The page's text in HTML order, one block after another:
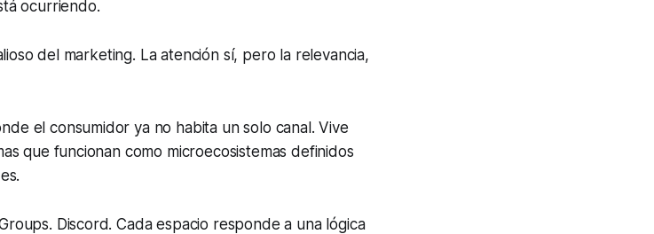
ocurriendo.
del marketing. La atención sí, pero la relevancia,
el consumidor ya no habita un solo canal. Vive
que funcionan como microecosistemas definidos
Discord. Cada espacio responde a una lógica